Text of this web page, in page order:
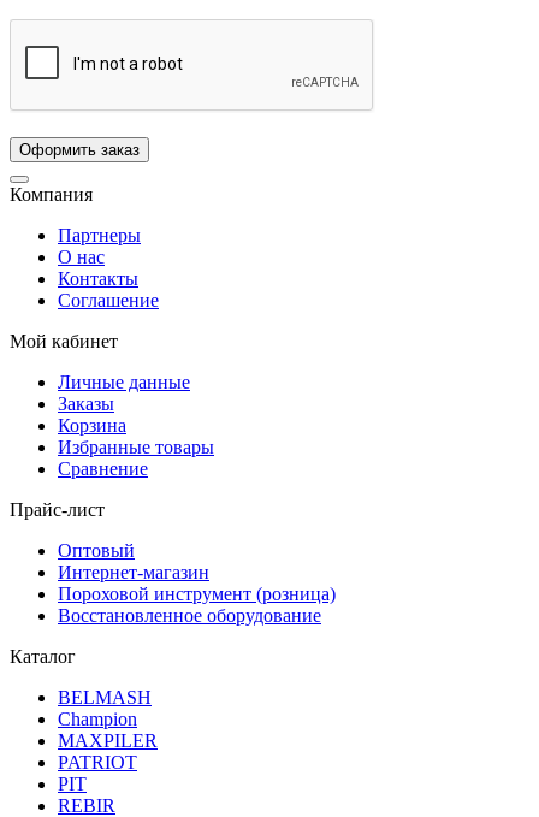
Компания
Партнеры
О нас
Контакты
Соглашение
Мой кабинет
Личные данные
Заказы
Корзина
Избранные товары
Сравнение
Прайс-лист
Оптовый
Интернет-магазин
Пороховой инструмент (розница)
Восстановленное оборудование
Каталог
BELMASH
Champion
MAXPILER
PATRIOT
PIT
REBIR